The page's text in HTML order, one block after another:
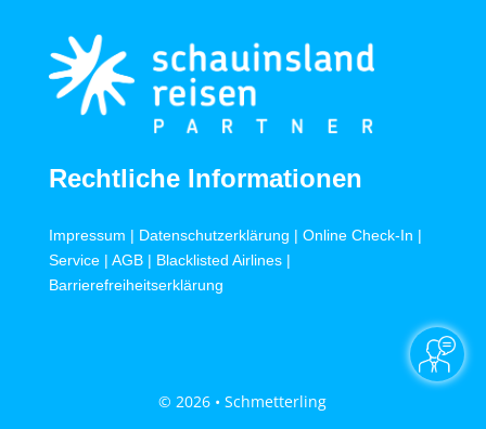
Rechtliche Informationen
Impressum | Datenschutzerklärung | Online Check-In |
Service| AGB| Blacklisted Airlines|
Barrierefreiheitserklärung
© 2026 • Schmetterling